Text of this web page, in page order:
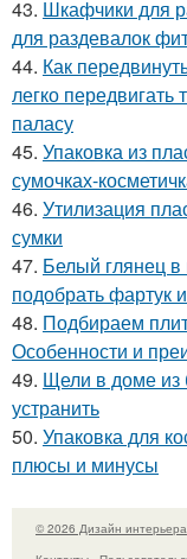
43. Шкафчики для
для раздевалок
44. Как
легко
паласу
45. Упаковка из
сумочках-
46. Утилизация
сумки
47. Белый глянец в
подобрать фартук
48. Подбираем
Особенности и
49. Щели в доме из
устранить
50. Упаковка для
плюсы и минусы
© 2026 Дизайн интерьера